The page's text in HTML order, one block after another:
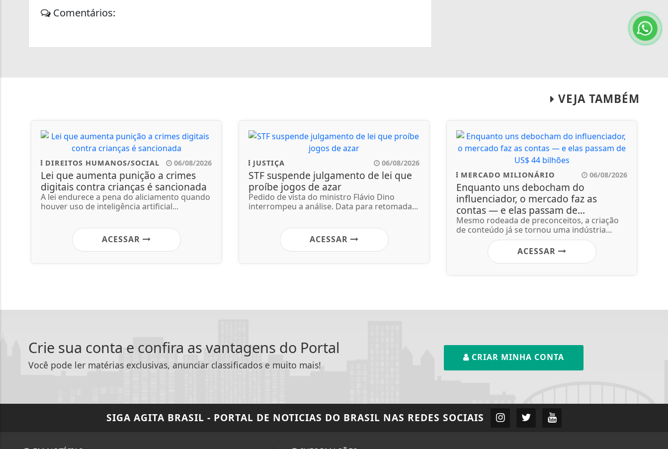
Comentários:
VEJA TAMBÉM
DIREITOS HUMANOS/SOCIAL 06/08/2026
Lei que aumenta punição a crimes
digitais contra crianças é sancionada
A lei endurece a pena do aliciamento quando
houver uso de inteligência artificial...
ACESSAR
JUSTIÇA 06/08/2026
STF suspende julgamento de lei que
proíbe jogos de azar
Pedido de vista do ministro Flávio Dino
interrompeu a análise. Data para retomada...
ACESSAR
MERCADO MILIONÁRIO 06/08/2026
Enquanto uns debocham do
influenciador, o mercado faz as
contas — e elas passam de...
Mesmo rodeada de preconceitos, a criação
de conteúdo já se tornou uma indústria...
ACESSAR
Crie sua conta e confira as vantagens do Portal
Você pode ler matérias exclusivas, anunciar classificados e muito mais!
CRIAR MINHA CONTA
SIGA AGITA BRASIL - PORTAL DE NOTICIAS DO BRASIL NAS REDES SOCIAIS